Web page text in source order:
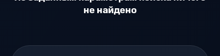
не найдено